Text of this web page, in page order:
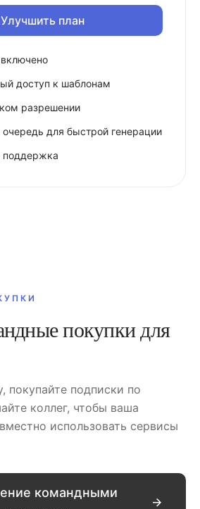
Улучшить план
доступ к шаблонам
разрешении
очередь для быстрой генерации
поддержка
покупки для
покупайте подписки по
коллег, чтобы ваша
использовать сервисы
командными